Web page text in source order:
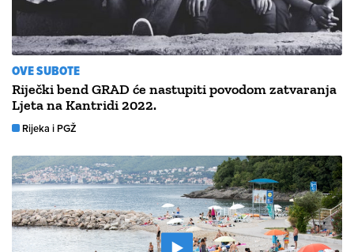
OVE SUBOTE
Riječki bend GRAD će nastupiti povodom zatvaranja
Ljeta na Kantridi 2022.
Rijeka i PGŽ